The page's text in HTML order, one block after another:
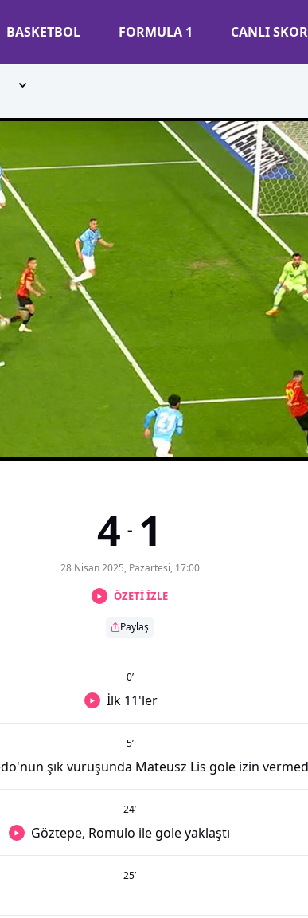
BASKETBOL FORMULA 1 CANLI SKOR
4 - 1
28 Nisan 2025, Pazartesi, 17:00
ÖZETİ İZLE
Paylaş
0’
İlk 11'ler
5’
şık vuruşunda Mateusz Lis gole izin
24’
Göztepe, Romulo ile gole yaklaştı
25’